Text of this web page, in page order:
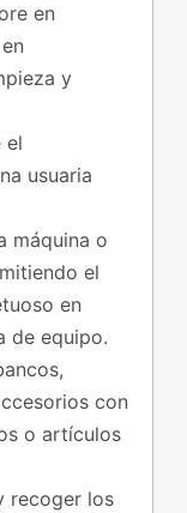
en
y
el
usuaria
máquina o
el
en
de equipo.
con
o artículos
recoger los